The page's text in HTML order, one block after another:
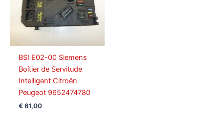
BSI E02-00 Siemens
Boîtier de Servitude
Intelligent Citroën
Peugeot 9652474780
€ 61,00